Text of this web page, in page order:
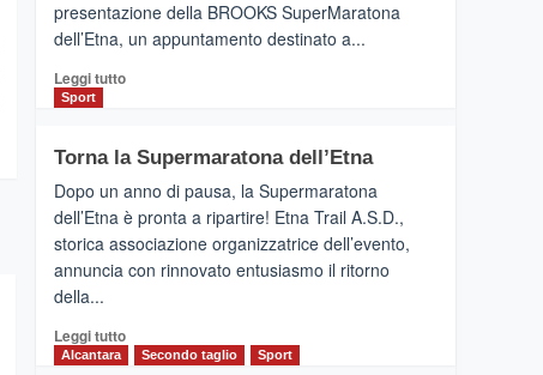
i
collegamenti
presentazione della BROOKS SuperMaratona
dell’Etna, un appuntamento destinato a...
Leggi tuttoLeggi
BROOKS
SuperMaratona
dell’Etna,
presentata
l’edizione
2026
Sport
Torna la Supermaratona dell’Etna
Dopo un anno di pausa, la Supermaratona
dell’Etna è pronta a ripartire! Etna Trail A.S.D.,
storica associazione organizzatrice dell’evento,
annuncia con rinnovato entusiasmo il ritorno
della...
Leggi tuttoLeggi
Alcantara Secondo taglio Sport